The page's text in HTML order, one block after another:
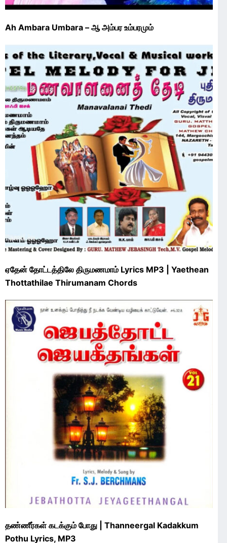
Ah Ambara Umbara – ஆ அம்பர உம்பரமும்
ஏதேன் தோட்டத்திலே திருமணமாம் Lyrics MP3 | Yaethean
Thottathilae Thirumanam Chords
தண்ணீர்கள் கடக்கும் போது | Thanneergal Kadakkum
Pothu Lyrics, MP3